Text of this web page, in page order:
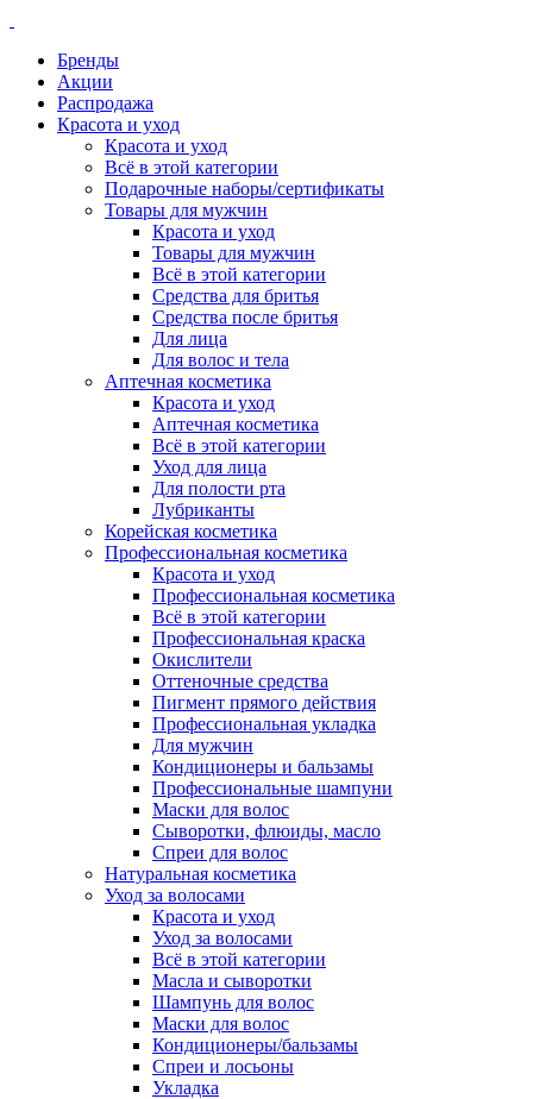
Бренды
Акции
Распродажа
Красота и уход
Красота и уход
Всё в этой категории
Подарочные наборы/сертификаты
Товары для мужчин
Красота и уход
Товары для мужчин
Всё в этой категории
Средства для бритья
Средства после бритья
Для лица
Для волос и тела
Аптечная косметика
Красота и уход
Аптечная косметика
Всё в этой категории
Уход для лица
Для полости рта
Лубриканты
Корейская косметика
Профессиональная косметика
Красота и уход
Профессиональная косметика
Всё в этой категории
Профессиональная краска
Окислители
Оттеночные средства
Пигмент прямого действия
Профессиональная укладка
Для мужчин
Кондиционеры и бальзамы
Профессиональные шампуни
Маски для волос
Сыворотки, флюиды, масло
Спреи для волос
Натуральная косметика
Уход за волосами
Красота и уход
Уход за волосами
Всё в этой категории
Масла и сыворотки
Шампунь для волос
Маски для волос
Кондиционеры/бальзамы
Спреи и лосьоны
Укладка